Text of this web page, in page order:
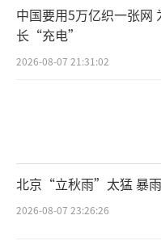
中国要用5万亿织一张网
长“充电”
2026-08-07 21:31:02
北京“立秋雨”太猛 暴
2026-08-07 23:26:26